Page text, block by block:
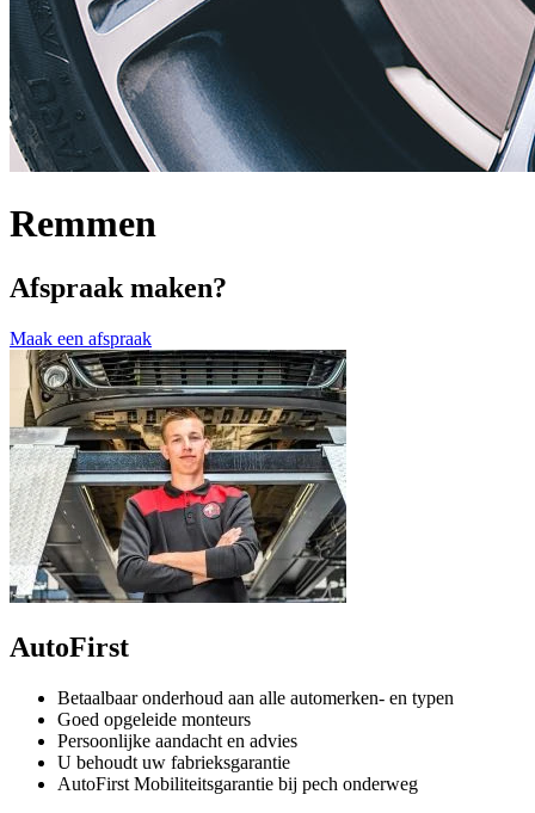
Remmen
Afspraak maken?
Maak een afspraak
AutoFirst
Betaalbaar onderhoud aan alle automerken- en typen
Goed opgeleide monteurs
Persoonlijke aandacht en advies
U behoudt uw fabrieksgarantie
AutoFirst Mobiliteitsgarantie bij pech onderweg